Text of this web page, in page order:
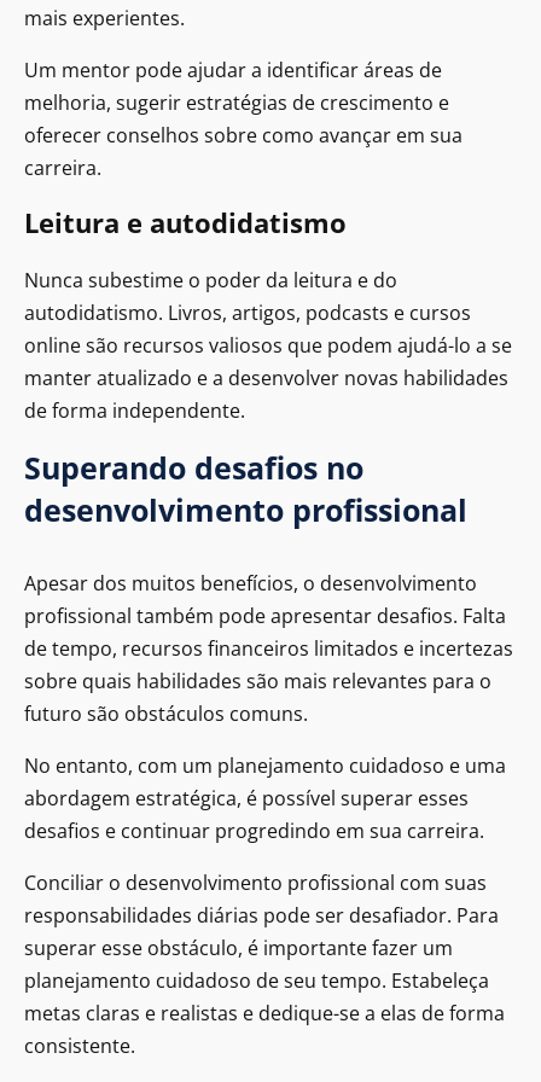
mais experientes.
Um mentor pode ajudar a identificar áreas de
melhoria, sugerir estratégias de crescimento e
oferecer conselhos sobre como avançar em sua
carreira.
Leitura e autodidatismo
Nunca subestime o poder da leitura e do
autodidatismo. Livros, artigos, podcasts e cursos
online são recursos valiosos que podem ajudá-lo a se
manter atualizado e a desenvolver novas habilidades
de forma independente.
Superando desafios no
desenvolvimento profissional
Apesar dos muitos benefícios, o desenvolvimento
profissional também pode apresentar desafios. Falta
de tempo, recursos financeiros limitados e incertezas
sobre quais habilidades são mais relevantes para o
futuro são obstáculos comuns.
No entanto, com um planejamento cuidadoso e uma
abordagem estratégica, é possível superar esses
desafios e continuar progredindo em sua carreira.
Conciliar o desenvolvimento profissional com suas
responsabilidades diárias pode ser desafiador. Para
superar esse obstáculo, é importante fazer um
planejamento cuidadoso de seu tempo. Estabeleça
metas claras e realistas e dedique-se a elas de forma
consistente.